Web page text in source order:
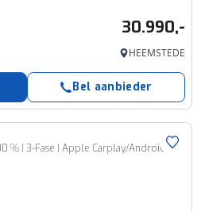
30.990,-
HEEMSTEDE
Bel aanbieder
IONIQ 5 Style 73kWh | SOH 100 % | 3-Fase | Apple Carplay/Android | Camera | Cruise control ad. | Led